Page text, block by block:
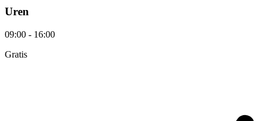
Uren
09:00 - 16:00
Gratis